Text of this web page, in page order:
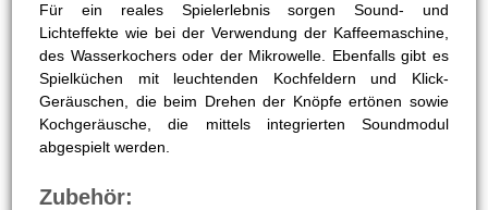
Für ein reales Spielerlebnis sorgen Sound- und
Lichteffekte wie bei der Verwendung der Kaffeemaschine,
des Wasserkochers oder der Mikrowelle. Ebenfalls gibt es
Spielküchen mit leuchtenden Kochfeldern und Klick-
Geräuschen, die beim Drehen der Knöpfe ertönen sowie
Kochgeräusche, die mittels integrierten Soundmodul
abgespielt werden.
Zubehör: